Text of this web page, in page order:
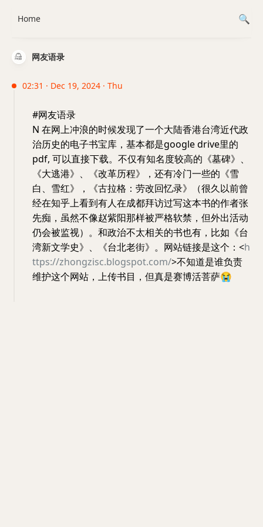
网友语录
02:31 · Dec 19, 2024 · Thu
#网友语录
N 在网上冲浪的时候发现了一个大陆香港台湾近代政
治历史的电子书宝库，基本都是google drive里的
pdf, 可以直接下载。不仅有知名度较高的《墓碑》、
《大逃港》、《改革历程》，还有冷门一些的《雪
白、雪红》，《古拉格：劳改回忆录》（很久以前曾
经在知乎上看到有人在成都拜访过写这本书的作者张
先痴，虽然不像赵紫阳那样被严格软禁，但外出活动
仍会被监视）。和政治不太相关的书也有，比如《台
湾新文学史》、《台北老街》。网站链接是这个：<h
ttps://zhongzisc.blogspot.com/>不知道是谁负责
维护这个网站，上传书目，但真是赛博活菩萨😭
Home